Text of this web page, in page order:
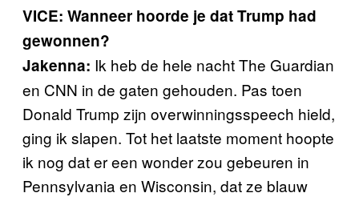
VICE: Wanneer hoorde je dat Trump had
gewonnen?
Jakenna: Ik heb de hele nacht The Guardian
en CNN in de gaten gehouden. Pas toen
Donald Trump zijn overwinningsspeech hield,
ging ik slapen. Tot het laatste moment hoopte
ik nog dat er een wonder zou gebeuren in
Pennsylvania en Wisconsin, dat ze blauw